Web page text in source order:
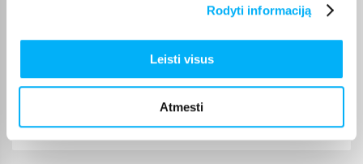
Rodyti informaciją
Leisti visus
Atmesti
Justinas M.
Patvirtintas pirkėjas
Prekė gavau ,kokybė puiki , niekas nepažeista , malonu turėti reikalų su
bigbox. ...